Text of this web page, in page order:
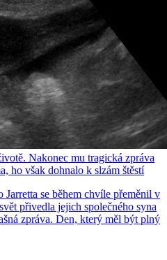
Nakonec mu tragická zpráva
ho však dohnalo k slzám štěstí
se během chvíle přeměnil v
přivedla jejich společného syna
zpráva. Den, který měl být plný